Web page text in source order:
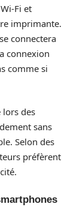
Fi et
imprimante.
connectera
connexion
comme si
lors des
sans
Selon des
préfèrent